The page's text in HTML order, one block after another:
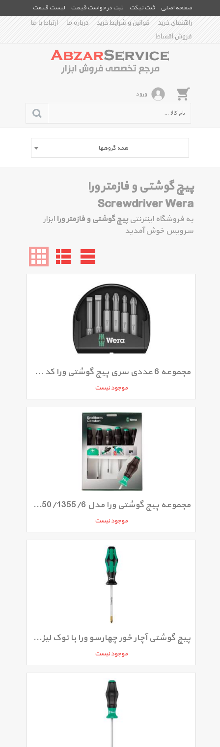
صفحه اصلی ثبت تیکت ثبت درخواست قیمت
لیست قیمت
راهنمای خرید
قوانین و شرایط خرید درباره ما
ارتباط با ما
فروش اقساط
ورود
همه گروهها
پیچ گوشتی و فازمتر ورا
Screwdriver Wera
به فروشگاه اینترنتی پیچ گوشتی و فازمتر ورا ابزار
سرویس خوش آمدید
مجموعه 6 عددی سری پیچ گوشتی ورا کد 05056474001
موجود نیست
مجموعه پیچ گوشتی ورا مدل 1335/1350/1355/6 ست 6 عددی
موجود نیست
پیچ گوشتی آچار خور چهارسو ورا با نوک لیزری کد 350SKPH سایز 3 × 150 میلی متر
موجود نیست